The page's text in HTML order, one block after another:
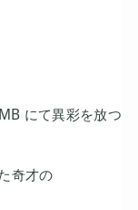
にて異彩を放つ
奇才の